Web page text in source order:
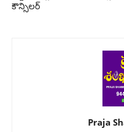
కౌన్సిలర్
Praja